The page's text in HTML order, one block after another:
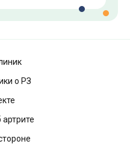
о РЗ
артрите